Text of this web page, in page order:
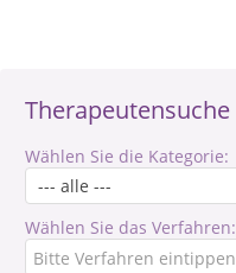
Therapeutensuche
Wählen Sie die Kategorie:
Wählen Sie das Verfahren: